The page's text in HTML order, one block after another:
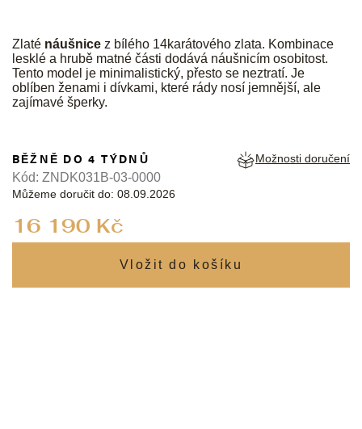
Zlaté náušnice z bílého 14karátového zlata. Kombinace
lesklé a hrubě matné části dodává náušnicím osobitost.
Tento model je minimalistický, přesto se neztratí. Je
oblíben ženami i dívkami, které rády nosí jemnější, ale
zajímavé šperky.
16 190 Kč
BĚŽNĚ DO 4 TÝDNŮ
Můžeme doručit do: 08.09.2026
Možnosti doručení
Kód: ZNDK031B-03-0000